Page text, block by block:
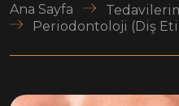
Ana Sayfa
Periodontoloji (Diş Eti